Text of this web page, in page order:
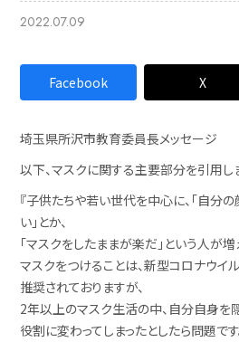
2022.07.09
Facebook X
埼玉県所沢市教育委員長メッセージ
以下、マスクに関する主要部分を引用し
『子供たちや若い世代を中心に、「自分
い」とか、
「マスクをしたままが楽だ」という人が増
マスクをつけることは、新型コロナウイ
推奨されておりますが、
2年以上のマスク生活の中、自分自身を
役割に変わってしまったとしたら問題です